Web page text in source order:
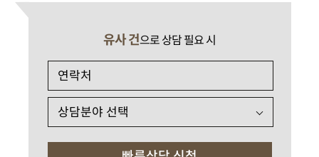
유사 건으로 상담 필요 시